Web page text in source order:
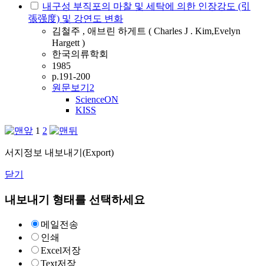
내구성 부직포의 마찰 및 세탁에 의한 인장강도 (引
張强度) 및 강연도 변화
김철주 , 애브린 하게트 ( Charles J . Kim,Evelyn
Hargett )
한국의류학회
1985
p.191-200
원문보기 2
ScienceON
KISS
1 2
서지정보 내보내기(Export)
닫기
내보내기 형태를 선택하세요
메일전송
인쇄
Excel저장
Text저장